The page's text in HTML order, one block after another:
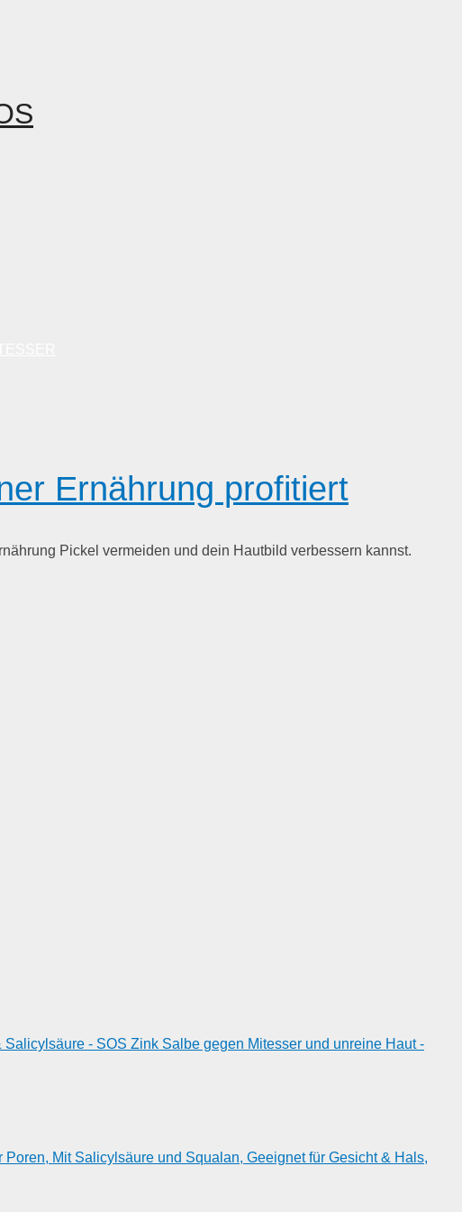
Ernährung profitiert
Pickel vermeiden und dein Hautbild verbessern kannst.
- SOS Zink Salbe gegen Mitesser und unreine Haut -
Mit Salicylsäure und Squalan, Geeignet für Gesicht & Hals,